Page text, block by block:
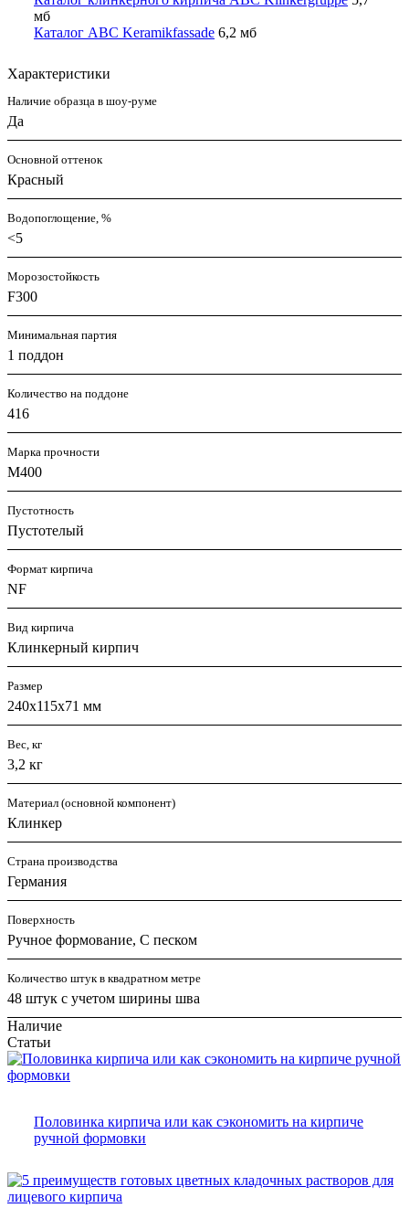
мб
Каталог ABC Keramikfassade 6,2 мб
Характеристики
Наличие образца в шоу-руме
Да
Основной оттенок
Красный
Водопоглощение, %
<5
Морозостойкость
F300
Минимальная партия
1 поддон
Количество на поддоне
416
Марка прочности
М400
Пустотность
Пустотелый
Формат кирпича
NF
Вид кирпича
Клинкерный кирпич
Размер
240х115х71 мм
Вес, кг
3,2 кг
Материал (основной компонент)
Клинкер
Страна производства
Германия
Поверхность
Ручное формование, С песком
Количество штук в квадратном метре
48 штук с учетом ширины шва
Наличие
Статьи
Половинка кирпича или как сэкономить на кирпиче
ручной формовки